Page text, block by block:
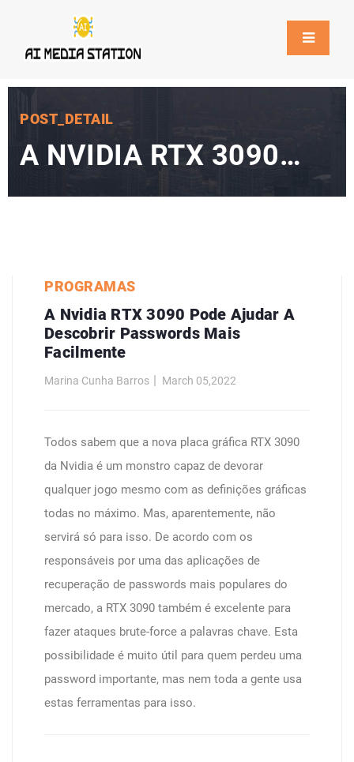
POST_DETAIL
A NVIDIA RTX 3090
PODE AJUDAR A
FACILMENTE
PROGRAMAS
A Nvidia RTX 3090 Pode Ajudar A
Descobrir Passwords Mais
Facilmente
Marina Cunha Barros March 05,2022
Todos sabem que a nova placa gráfica RTX 3090
da Nvidia é um monstro capaz de devorar
qualquer jogo mesmo com as definições gráficas
todas no máximo. Mas, aparentemente, não
servirá só para isso. De acordo com os
responsáveis por uma das aplicações de
recuperação de passwords mais populares do
mercado, a RTX 3090 também é excelente para
fazer ataques brute-force a palavras chave. Esta
possibilidade é muito útil para quem perdeu uma
password importante, mas nem toda a gente usa
estas ferramentas para isso.